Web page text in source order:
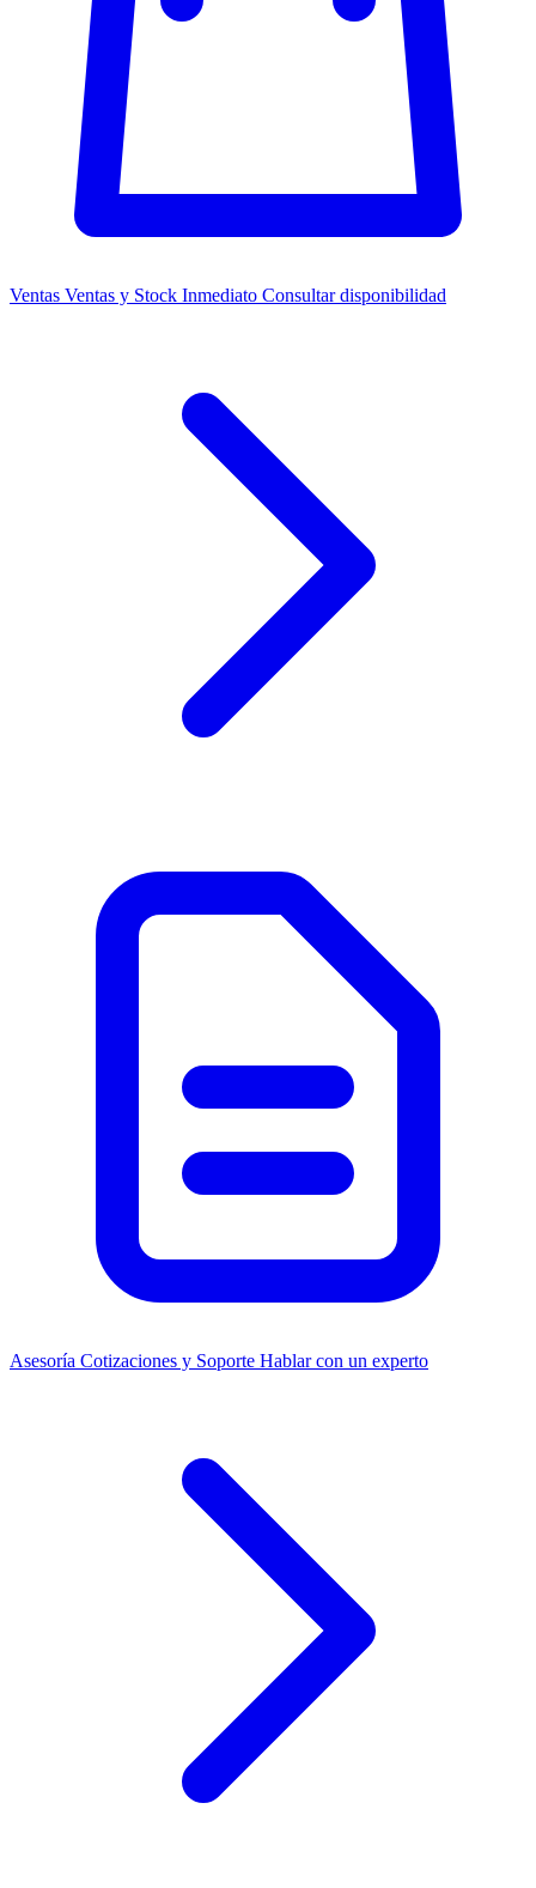
Ventas Ventas y Stock Inmediato Consultar disponibilidad
Asesoría Cotizaciones y Soporte Hablar con un experto